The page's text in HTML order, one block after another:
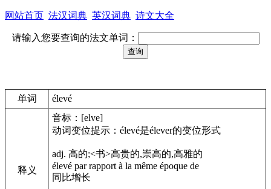
网站首页 法汉词典 英汉词典 诗文大全
请输入您要查询的法文单词：
单词 élevé
释义
音标：[elve]
动词变位提示：élevé是élever的变位形式
adj. 高的;<书>高贵的,崇高的,高雅的
élevé par rapport à la même époque de
同比增长